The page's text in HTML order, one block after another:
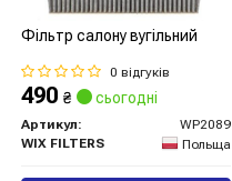
Фільтр салону вугільний
0 відгуків
490 ₴ сьогодні
Артикул:
WP2089
WIX FILTERS
Польща